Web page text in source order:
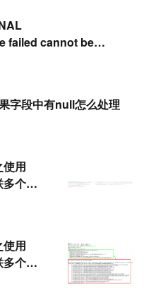
failed cannot be
字段中有null怎么处理
用
个
变为
用
个
变为